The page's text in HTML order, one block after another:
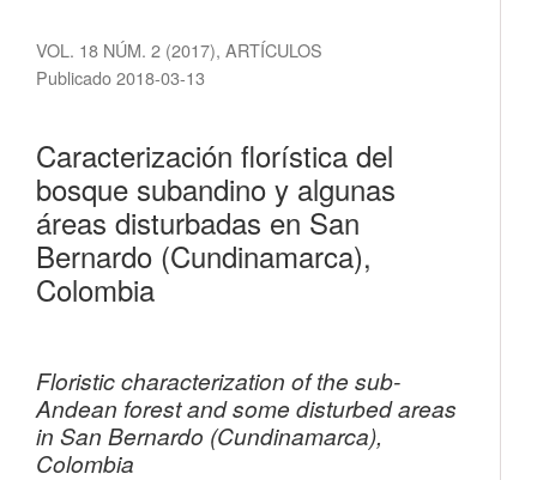
VOL. 18 NÚM. 2 (2017), ARTÍCULOS
Caracterización florística del
bosque subandino y algunas
áreas disturbadas en San
Bernardo (Cundinamarca),
Colombia
Floristic characterization of the sub-
Andean forest and some disturbed areas
in San Bernardo (Cundinamarca),
Colombia
Publicado 2018-03-13